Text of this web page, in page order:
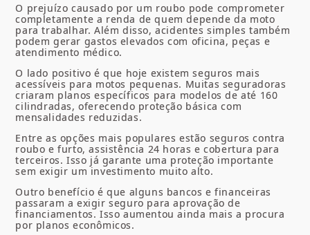
O prejuízo causado por um roubo pode comprometer
completamente a renda de quem depende da moto
para trabalhar. Além disso, acidentes simples também
podem gerar gastos elevados com oficina, peças e
atendimento médico.
O lado positivo é que hoje existem seguros mais
acessíveis para motos pequenas. Muitas seguradoras
criaram planos específicos para modelos de até 160
cilindradas, oferecendo proteção básica com
mensalidades reduzidas.
Entre as opções mais populares estão seguros contra
roubo e furto, assistência 24 horas e cobertura para
terceiros. Isso já garante uma proteção importante
sem exigir um investimento muito alto.
Outro benefício é que alguns bancos e financeiras
passaram a exigir seguro para aprovação de
financiamentos. Isso aumentou ainda mais a procura
por planos econômicos.